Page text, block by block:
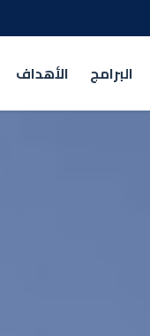
البرامج الأهداف